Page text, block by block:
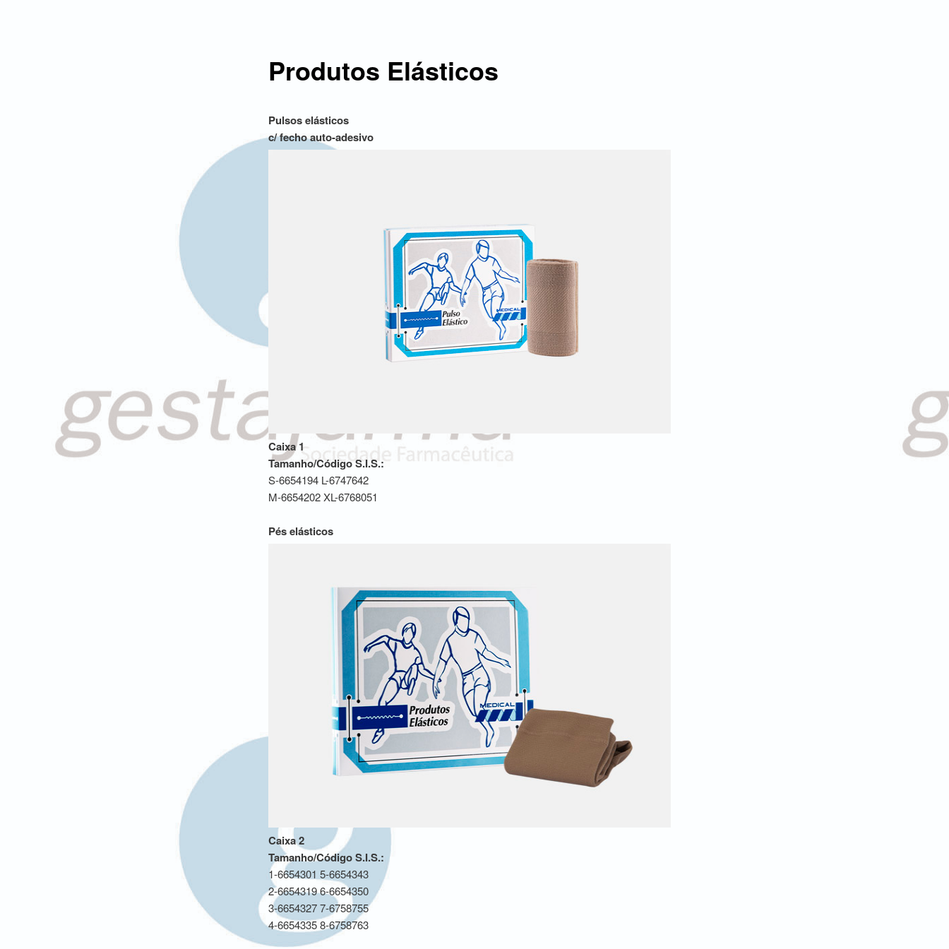
Produtos Elásticos
Pulsos elásticos
c/ fecho auto-adesivo
Caixa 1
Tamanho/Código S.I.S.:
S-6654194 L-6747642
M-6654202 XL-6768051
Pés elásticos
Caixa 2
Tamanho/Código S.I.S.:
1-6654301 5-6654343
2-6654319 6-6654350
3-6654327 7-6758755
4-6654335 8-6758763